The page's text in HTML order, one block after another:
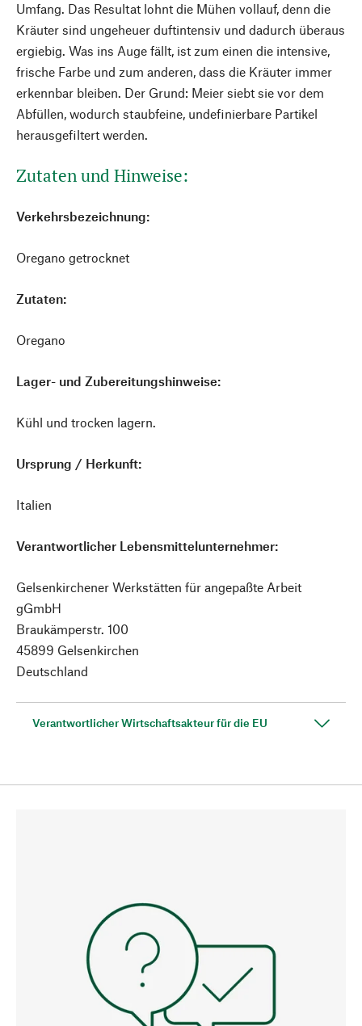
Umfang. Das Resultat lohnt die Mühen vollauf, denn die
Kräuter sind ungeheuer duftintensiv und dadurch überaus
ergiebig. Was ins Auge fällt, ist zum einen die intensive,
frische Farbe und zum anderen, dass die Kräuter immer
erkennbar bleiben. Der Grund: Meier siebt sie vor dem
Abfüllen, wodurch staubfeine, undefinierbare Partikel
herausgefiltert werden.
Zutaten und Hinweise:
Verkehrsbezeichnung:
Oregano getrocknet
Zutaten:
Oregano
Lager- und Zubereitungshinweise:
Kühl und trocken lagern.
Ursprung / Herkunft:
Italien
Verantwortlicher Lebensmittelunternehmer:
Gelsenkirchener Werkstätten für angepaßte Arbeit
gGmbH
Braukämperstr. 100
45899 Gelsenkirchen
Deutschland
Verantwortlicher Wirtschaftsakteur für die EU